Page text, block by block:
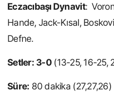
Eczacıbaşı Dynavit:
Hande, Jack-Kısal,
Defne.
Setler: 3-0(13-25, 16-25,
Süre: 80 dakika (27,27,26)